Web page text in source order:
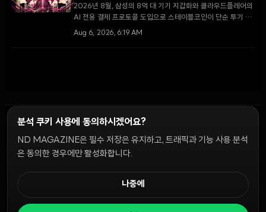
2026년 8월, 삼성의 8억 대 기기 지갑화와 클라우드플레어의
AI 전용 결제 프로토콜 도입으로 스테이블코인이 단순 투기 수
단을 넘어 글로벌 디지털 경제의 핵심 인프라로 자리 잡고 있
Aug 6, 2026, 6:19 AM
윤리 원칙 Discord 봇캠페인 가이드커뮤니티 랭킹
쿠키 설정
분석 쿠키 사용에 동의하시겠어요?
ND MAGAZINE은 필수 저장은 유지하고, 트래픽과 기능 사용 분석
은 동의한 경우에만 활성화합니다.
나중에